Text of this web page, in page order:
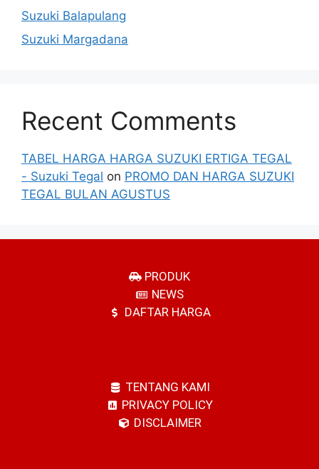
Suzuki Balapulang
Suzuki Margadana
Recent Comments
TABEL HARGA HARGA SUZUKI ERTIGA TEGAL
- Suzuki Tegal on PROMO DAN HARGA SUZUKI
TEGAL BULAN AGUSTUS
PRODUK
NEWS
DAFTAR HARGA
TENTANG KAMI
PRIVACY POLICY
DISCLAIMER